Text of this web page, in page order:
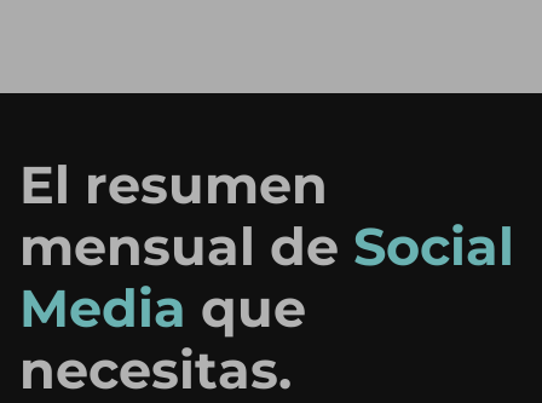
El resumen
mensual de Social
Media que
necesitas.